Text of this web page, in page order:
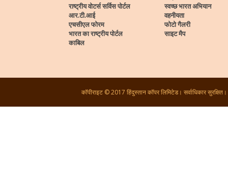
राष्ट्रीय वोटर्स सर्विस पोर्टल
आर.टी.आई
एचसीएल फोरम
भारत का राष्ट्रीय पोर्टल
काबिल
स्वच्छ भारत अभियान
वहनीयता
फोटो गैलरी
साइट मैप
कॉपीराइट © 2017 हिंदुस्तान कॉपर लिमिटेड। सर्वाधिकार सुरक्षित।